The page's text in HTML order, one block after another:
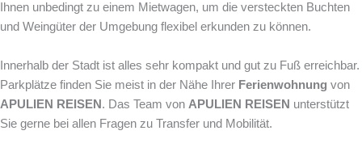
Ihnen unbedingt zu einem Mietwagen, um die versteckten Buchten
und Weingüter der Umgebung flexibel erkunden zu können.
Innerhalb der Stadt ist alles sehr kompakt und gut zu Fuß erreichbar.
Parkplätze finden Sie meist in der Nähe Ihrer Ferienwohnung von
APULIEN REISEN . Das Team von APULIEN REISEN unterstützt
Sie gerne bei allen Fragen zu Transfer und Mobilität.